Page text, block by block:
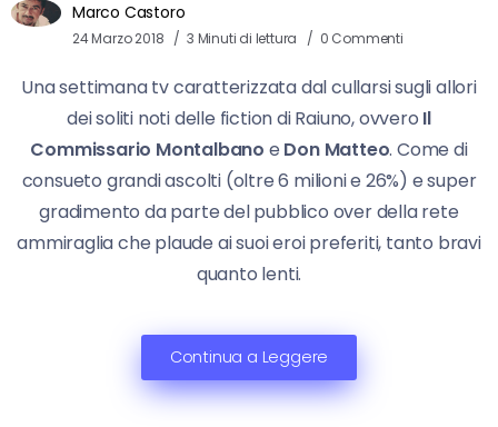
Marco Castoro
24 Marzo 2018 3 Minuti di lettura 0 Commenti
Una settimana tv caratterizzata dal cullarsi sugli allori
dei soliti noti delle fiction di Raiuno, ovvero Il
Commissario Montalbano e Don Matteo. Come di
consueto grandi ascolti (oltre 6 milioni e 26%) e super
gradimento da parte del pubblico over della rete
ammiraglia che plaude ai suoi eroi preferiti, tanto bravi
quanto lenti.
Continua a Leggere